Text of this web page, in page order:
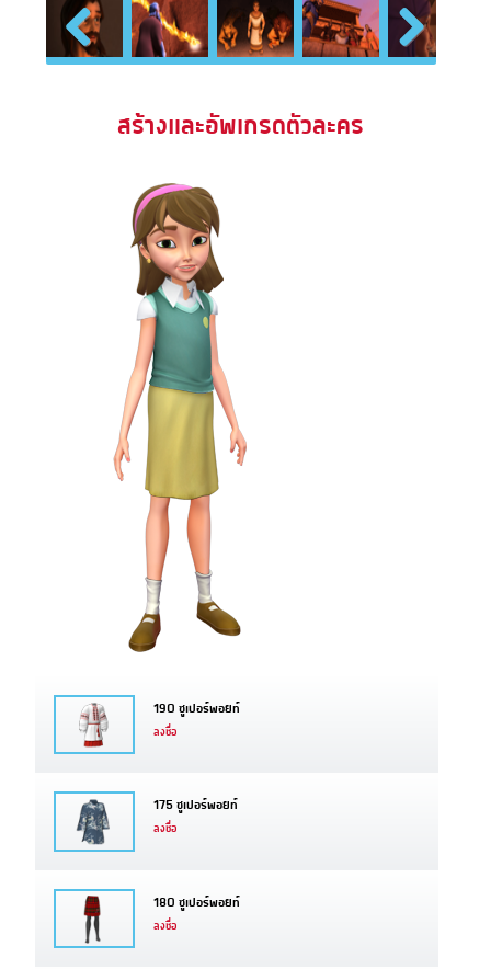
Previous Next
สร้างและอัพเกรดตัวละคร
190 ซูเปอร์พอยท์
ลงชื่อ
175 ซูเปอร์พอยท์
ลงชื่อ
180 ซูเปอร์พอยท์
ลงชื่อ